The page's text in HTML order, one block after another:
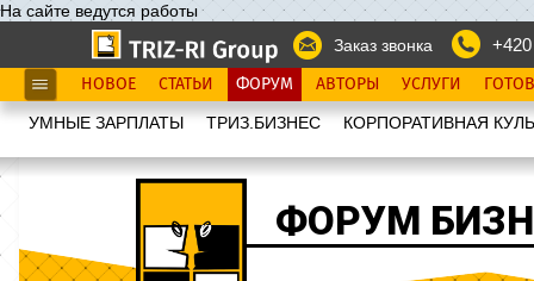
На сайте ведутся работы
Заказ звонка
НОВОЕ СТАТЬИ ФОРУМ АВТОРЫ УСЛУГИ
УМНЫЕ ЗАРПЛАТЫ ТРИЗ.БИЗНЕС КОРПОРАТИВНАЯ
ФОРУМ